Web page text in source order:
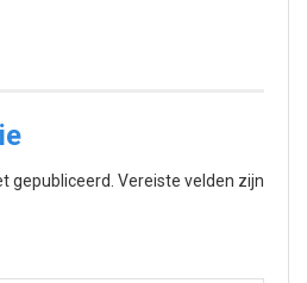
gepubliceerd. Vereiste velden zijn